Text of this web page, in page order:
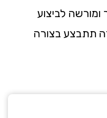
ומורשה לביצוע
תתבצע בצורה